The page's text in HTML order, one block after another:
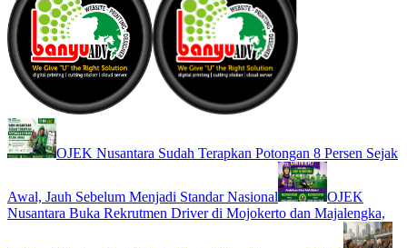
OJEK Nusantara Sudah Terapkan Potongan 8 Persen Sejak
Awal, Jauh Sebelum Menjadi Standar Nasional
OJEK
Nusantara Buka Rekrutmen Driver di Mojokerto dan Majalengka,